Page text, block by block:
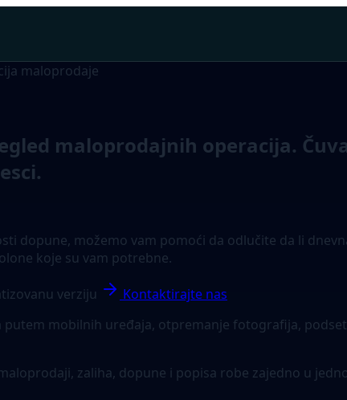
maloprodaje
maloprodajnih operacija.
dopune, možemo vam pomoći da odlučite da li
koje su vam potrebne.
verziju
Kontaktirajte nas
mobilnih uređaja, otpremanje fotografija,
zaliha, dopune i popisa robe zajedno u